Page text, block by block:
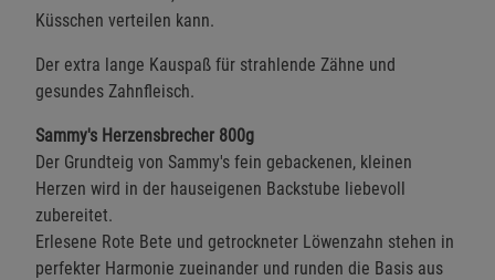
Küsschen verteilen kann.
Der extra lange Kauspaß für strahlende Zähne und
gesundes Zahnfleisch.
Sammy's Herzensbrecher 800g
Der Grundteig von Sammy's fein gebackenen, kleinen
Herzen wird in der hauseigenen Backstube liebevoll
zubereitet.
Erlesene Rote Bete und getrockneter Löwenzahn stehen in
perfekter Harmonie zueinander und runden die Basis aus